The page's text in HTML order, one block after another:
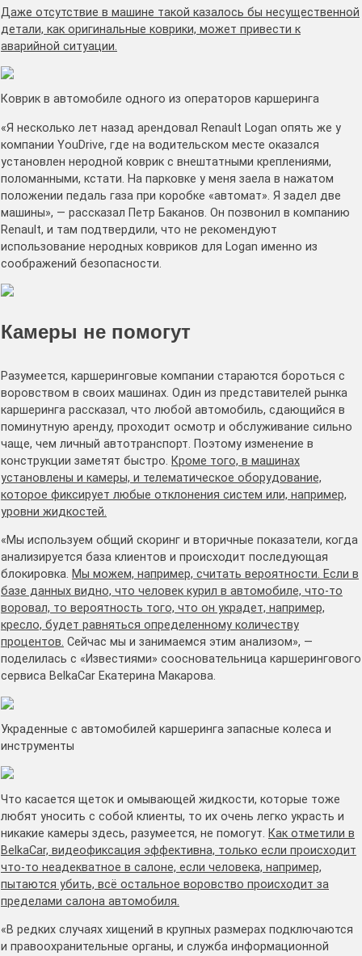
Даже отсутствие в машине такой казалось бы несущественной
детали, как оригинальные коврики, может привести к
аварийной ситуации.
Коврик в автомобиле одного из операторов каршеринга
«Я несколько лет назад арендовал Renault Logan опять же у
компании YouDrive, где на водительском месте оказался
установлен неродной коврик с внештатными креплениями,
поломанными, кстати. На парковке у меня заела в нажатом
положении педаль газа при коробке «автомат». Я задел две
машины», — рассказал Петр Баканов. Он позвонил в компанию
Renault, и там подтвердили, что не рекомендуют
использование неродных ковриков для Logan именно из
соображений безопасности.
Камеры не помогут
Разумеется, каршеринговые компании стараются бороться с
воровством в своих машинах. Один из представителей рынка
каршеринга рассказал, что любой автомобиль, сдающийся в
поминутную аренду, проходит осмотр и обслуживание сильно
чаще, чем личный автотранспорт. Поэтому изменение в
конструкции заметят быстро. Кроме того, в машинах
установлены и камеры, и телематическое оборудование,
которое фиксирует любые отклонения систем или, например,
уровни жидкостей.
«Мы используем общий скоринг и вторичные показатели, когда
анализируется база клиентов и происходит последующая
блокировка. Мы можем, например, считать вероятности. Если в
базе данных видно, что человек курил в автомобиле, что-то
воровал, то вероятность того, что он украдет, например,
кресло, будет равняться определенному количеству
процентов. Сейчас мы и занимаемся этим анализом», —
поделилась с «Известиями» соосновательница каршерингового
сервиса BelkaCar Екатерина Макарова.
Украденные с автомобилей каршеринга запасные колеса и
инструменты
Что касается щеток и омывающей жидкости, которые тоже
любят уносить с собой клиенты, то их очень легко украсть и
никакие камеры здесь, разумеется, не помогут. Как отметили в
BelkaCar, видеофиксация эффективна, только если происходит
что-то неадекватное в салоне, если человека, например,
пытаются убить, всё остальное воровство происходит за
пределами салона автомобиля.
«В редких случаях хищений в крупных размерах подключаются
и правоохранительные органы, и служба информационной